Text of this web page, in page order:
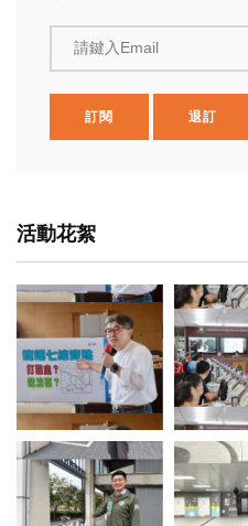
請鍵入Email
訂閱 退訂
活動花絮